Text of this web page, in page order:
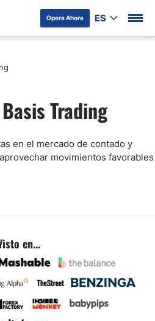
Opera Ahora ES
Trading
en el mercado de contado y
movimientos favorables
en...